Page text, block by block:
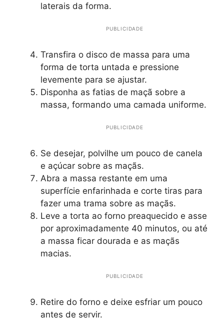
laterais da forma.
PUBLICIDADE
Transfira o disco de massa para uma
forma de torta untada e pressione
levemente para se ajustar.
Disponha as fatias de maçã sobre a
massa, formando uma camada uniforme.
PUBLICIDADE
Se desejar, polvilhe um pouco de canela
e açúcar sobre as maçãs.
Abra a massa restante em uma
superfície enfarinhada e corte tiras para
fazer uma trama sobre as maçãs.
Leve a torta ao forno preaquecido e asse
por aproximadamente 40 minutos, ou até
a massa ficar dourada e as maçãs
macias.
PUBLICIDADE
Retire do forno e deixe esfriar um pouco
antes de servir.